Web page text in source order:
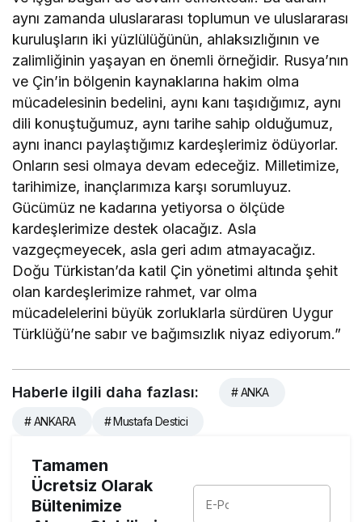
aynı zamanda uluslararası toplumun ve uluslararası
kuruluşların iki yüzlülüğünün, ahlaksızlığının ve
zalimliğinin yaşayan en önemli örneğidir. Rusya’nın
ve Çin’in bölgenin kaynaklarına hakim olma
mücadelesinin bedelini, aynı kanı taşıdığımız, aynı
dili konuştuğumuz, aynı tarihe sahip olduğumuz,
aynı inancı paylaştığımız kardeşlerimiz ödüyorlar.
Onların sesi olmaya devam edeceğiz. Milletimize,
tarihimize, inançlarımıza karşı sorumluyuz.
Gücümüz ne kadarına yetiyorsa o ölçüde
kardeşlerimize destek olacağız. Asla
vazgeçmeyecek, asla geri adım atmayacağız.
Doğu Türkistan’da katil Çin yönetimi altında şehit
olan kardeşlerimize rahmet, var olma
mücadelelerini büyük zorluklarla sürdüren Uygur
Türklüğü’ne sabır ve bağımsızlık niyaz ediyorum.”
Haberle ilgili daha fazlası: # ANKA
# ANKARA # Mustafa Destici
Tamamen
Ücretsiz Olarak
Bültenimize